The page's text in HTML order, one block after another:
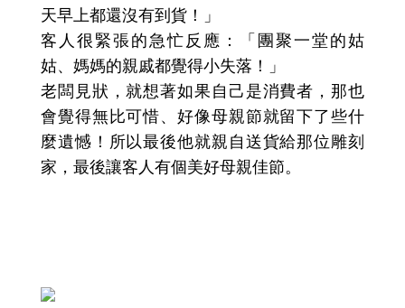
天早上都還沒有到貨！」
客人很緊張的急忙反應：「團聚一堂的姑
姑、媽媽的親戚都覺得小失落！」
老闆見狀，就想著如果自己是消費者，那也
會覺得無比可惜、好像母親節就留下了些什
麼遺憾！所以最後他就親自送貨給那位雕刻
家，最後讓客人有個美好母親佳節。